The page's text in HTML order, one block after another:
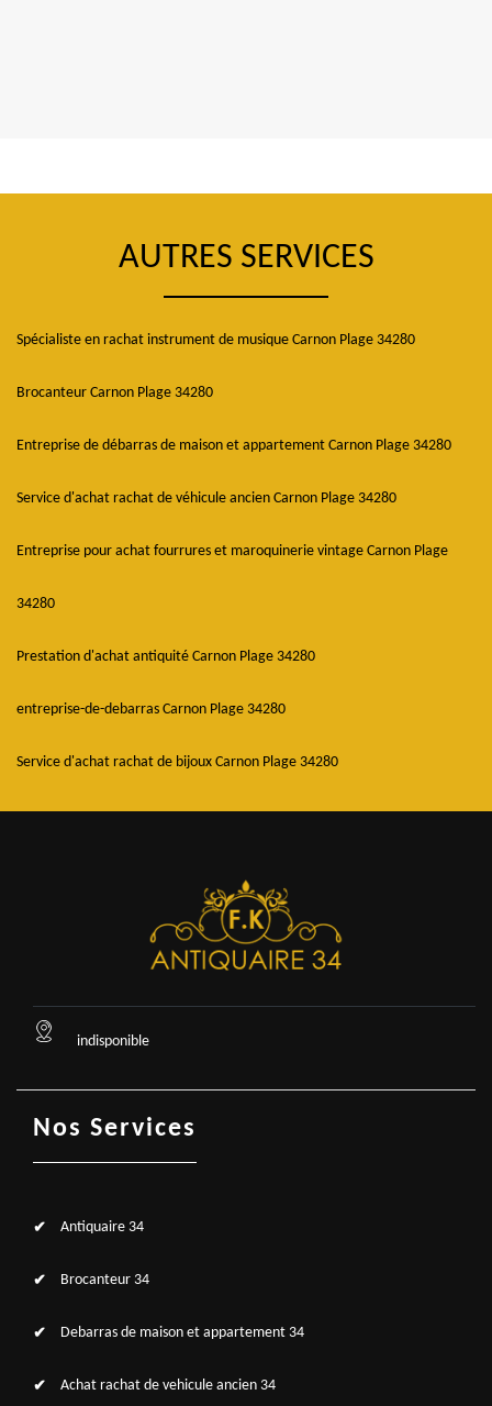
AUTRES SERVICES
Spécialiste en rachat instrument de musique Carnon Plage 34280
Brocanteur Carnon Plage 34280
Entreprise de débarras de maison et appartement Carnon Plage 34280
Service d'achat rachat de véhicule ancien Carnon Plage 34280
Entreprise pour achat fourrures et maroquinerie vintage Carnon Plage
34280
Prestation d'achat antiquité Carnon Plage 34280
entreprise-de-debarras Carnon Plage 34280
Service d'achat rachat de bijoux Carnon Plage 34280
indisponible
Nos Services
Antiquaire 34
Brocanteur 34
Debarras de maison et appartement 34
Achat rachat de vehicule ancien 34